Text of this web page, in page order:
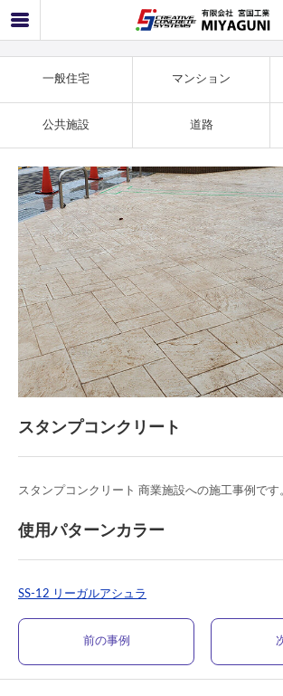
072-726-7676
お問い合わせ 工事のお見積もり
商業施設事例 リーガルアシュラ施工事
一般住宅 マンション
公共施設 道路
スタンプコンクリート
スタンプコンクリート 商業施設への施工事例です
使用パターンカラー
SS-12 リーガルアシュラ
前の事例